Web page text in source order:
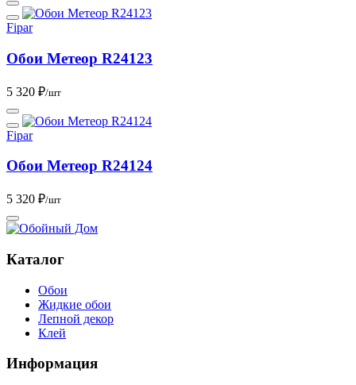
Fipar
Обои Метеор R24123
5 320 ₽/шт
Fipar
Обои Метеор R24124
5 320 ₽/шт
Каталог
Обои
Жидкие обои
Лепной декор
Клей
Информация